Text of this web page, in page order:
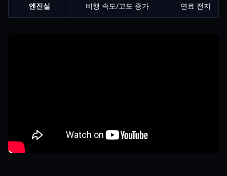
엔진실 비행 속도/고도 증가 연료 전지